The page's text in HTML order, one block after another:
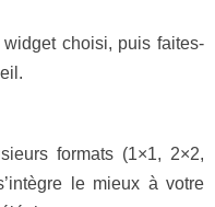
choisi, puis faites-
formats (1×1, 2×2,
le mieux à votre